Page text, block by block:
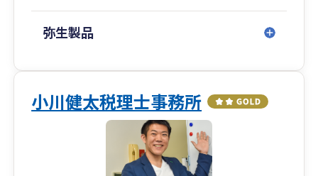
弥生製品
小川健太税理士事務所